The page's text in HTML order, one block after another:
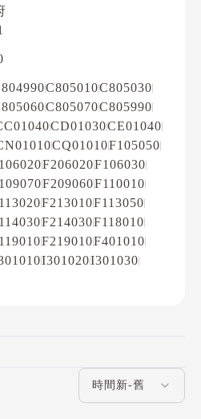
C805010C805030
C805070C805990
CD01030CE01040
CQ01010F105050
F206020F106030
F209060F110010
F213010F113050
F214030F118010
F219010F401010
I301020I301030
評論排序